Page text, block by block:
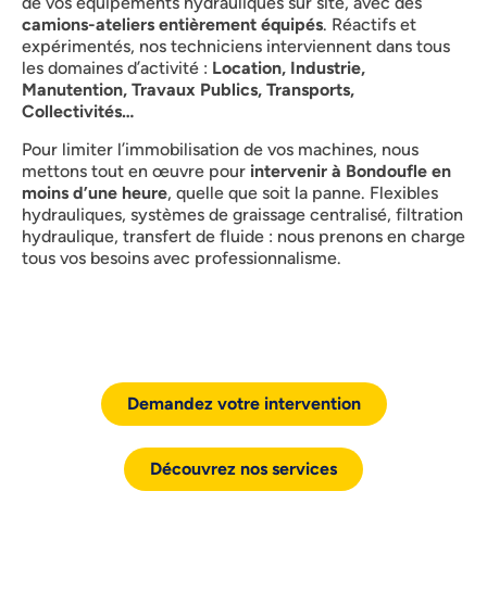
camions-ateliers entièrement équipés. Réactifs et
expérimentés, nos techniciens interviennent dans tous
les domaines d’activité : Location, Industrie,
Manutention, Travaux Publics, Transports,
Collectivités…
Pour limiter l’immobilisation de vos machines, nous
mettons tout en œuvre pour intervenir à Bondoufle en
moins d’une heure, quelle que soit la panne. Flexibles
hydrauliques, systèmes de graissage centralisé, filtration
hydraulique, transfert de fluide : nous prenons en charge
tous vos besoins avec professionnalisme.
Demandez votre intervention
Découvrez nos services